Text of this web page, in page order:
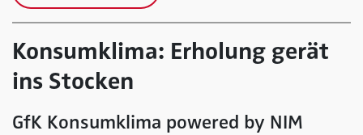
Konsumklima: Erholung gerät
ins Stocken
GfK Konsumklima powered by NIM